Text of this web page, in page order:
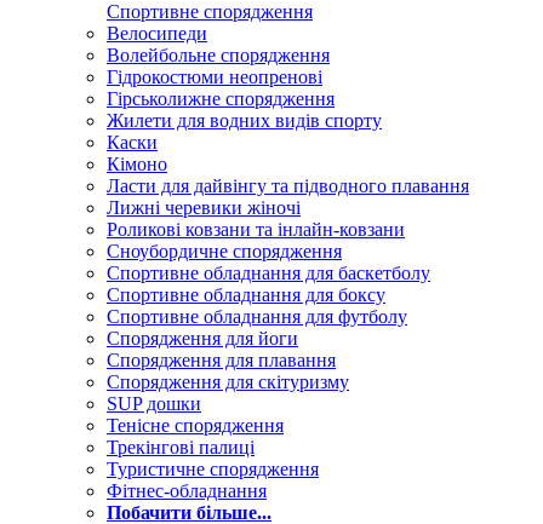
Спортивне спорядження
Велосипеди
Волейбольне спорядження
Гідрокостюми неопренові
Гірськолижне спорядження
Жилети для водних видів спорту
Каски
Кімоно
Ласти для дайвінгу та підводного плавання
Лижні черевики жіночі
Роликові ковзани та інлайн-ковзани
Сноубордичне спорядження
Спортивне обладнання для баскетболу
Спортивне обладнання для боксу
Спортивне обладнання для футболу
Спорядження для йоги
Спорядження для плавання
Спорядження для скітуризму
SUP дошки
Тенісне спорядження
Трекінгові палиці
Туристичне спорядження
Фітнес-обладнання
Побачити більше...